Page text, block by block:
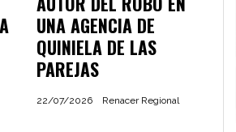
UNA AGENCIA DE
QUINIELA DE LAS
PAREJAS
Renacer Regional
22/07/2026